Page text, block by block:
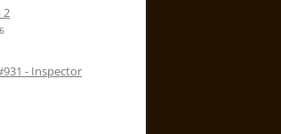
2
- Inspector